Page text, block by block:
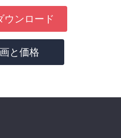
ウンロード
と価格